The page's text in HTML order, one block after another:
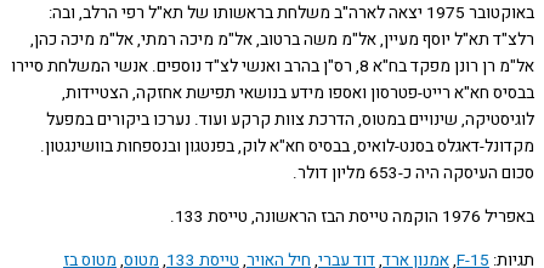
באוקטובר 1975 יצאה לארה"ב משלחת בראשותו של תא"ל רפי הרלב, ובה:
תא"ל יוסף מעיין, אל"מ משה ברטוב, אל"מ מיכה רמתי, אל"מ מיכה כהן,
אל"מ רן רונן מפקד בח"א 8, רס"ן בהרב ואנשי לצ"ד נוספים. אנשי המשלחת סיירו
חא"א רייט-פטרסון ואספו מידע בנושאי תפישת אחזקה, הצטיידות,
שינויים במטוס, הדרכת צוות קרקע ועוד. נערכו ביקורים במפעל
דאגלס בסנט-לואיס, בבסיס חא"א לוק, בפנטגון ובנספחות בוושינגטון.
היה כ-653 מליון דולר.
טייסת 133.
F-15
, אמנון ארד,דוד עברי, חיל האויר ,טייסת 133 , מטוס ,מטוס בז